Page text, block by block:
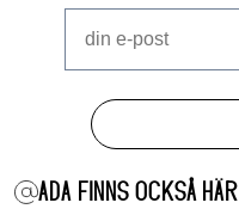
ADA FINNS OCKSÅ HÄR